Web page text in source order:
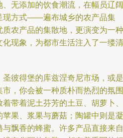
无添加的饮食潮流，在幅员辽阔
现方式——遍布城乡的农产品集
农产品的集散地，更演变为一种
现象，为都市生活注入了一缕清
彼得堡的库兹涅奇尼市场，或是
，你会被一种质朴而热烈的氛围
带着泥土芬芳的土豆、胡萝卜、
果、浆果与蘑菇；陶罐中则是凝
飘香的蜂蜜。许多产品直接来自